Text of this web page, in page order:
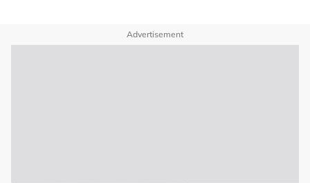
Advertisement